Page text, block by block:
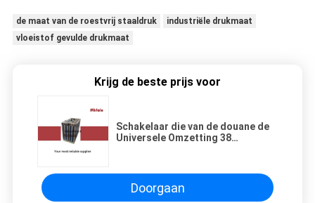
de maat van de roestvrij staaldruk
industriële drukmaat
vloeistof gevulde drukmaat
Krijg de beste prijs voor
Schakelaar die van de douane de
Universele Omzetting 38
Doorgaan